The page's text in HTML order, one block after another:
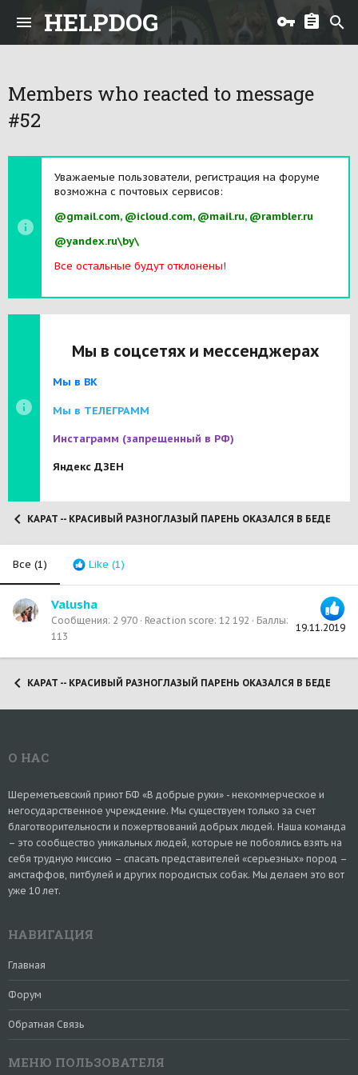
HELPDOG
Members who reacted to message
#52
Уважаемые пользователи, регистрация на форуме
возможна с почтовых сервисов:
@gmail.com, @icloud.com, @mail.ru, @rambler.ru
@yandex.ru\by\
Все остальные будут отклонены!
Мы в соцсетях и мессенджерах
Мы в ВК
Мы в ТЕЛЕГРАММ
Инстаграмм (запрещенный в РФ)
Яндекс ДЗЕН
КАРАТ -- КРАСИВЫЙ РАЗНОГЛАЗЫЙ ПАРЕНЬ ОКАЗАЛСЯ В БЕДЕ!
Все (1) Like (1)
19.11.2019
Valusha
Сообщения 2 970 Reaction score 12 192
Баллы
113
КАРАТ -- КРАСИВЫЙ РАЗНОГЛАЗЫЙ ПАРЕНЬ ОКАЗАЛСЯ В БЕДЕ!
О НАС
Шереметьевский приют БФ «В добрые руки» - некоммерческое и
негосударственное учреждение. Мы существуем только за счет
благотворительности и пожертвований добрых людей. Наша команда
– это сообщество уникальных людей, которые не побоялись взять на
себя трудную миссию – спасать представителей «серьезных» пород –
амстаффов, питбулей и других породистых собак. Мы делаем это вот
уже 10 лет.
НАВИГАЦИЯ
Главная
Форум
Обратная Связь
МЕНЮ ПОЛЬЗОВАТЕЛЯ